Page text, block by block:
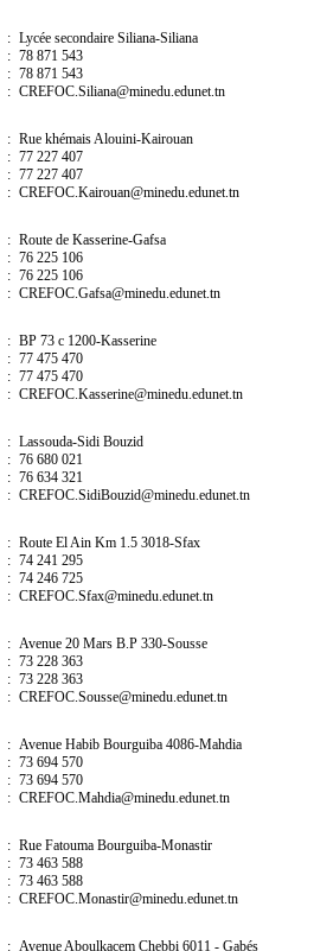
: Lycée secondaire Siliana-Siliana
: 78 871 543
: 78 871 543
: CREFOC.Siliana@minedu.edunet.tn
: Rue khémais Alouini-Kairouan
: 77 227 407
: 77 227 407
: CREFOC.Kairouan@minedu.edunet.tn
: Route de Kasserine-Gafsa
: 76 225 106
: 76 225 106
: CREFOC.Gafsa@minedu.edunet.tn
: BP 73 c 1200-Kasserine
: 77 475 470
: 77 475 470
: CREFOC.Kasserine@minedu.edunet.tn
: Lassouda-Sidi Bouzid
: 76 680 021
: 76 634 321
: CREFOC.SidiBouzid@minedu.edunet.tn
: Route El Ain Km 1.5 3018-Sfax
: 74 241 295
: 74 246 725
: CREFOC.Sfax@minedu.edunet.tn
: Avenue 20 Mars B.P 330-Sousse
: 73 228 363
: 73 228 363
: CREFOC.Sousse@minedu.edunet.tn
: Avenue Habib Bourguiba 4086-Mahdia
: 73 694 570
: 73 694 570
: CREFOC.Mahdia@minedu.edunet.tn
: Rue Fatouma Bourguiba-Monastir
: 73 463 588
: 73 463 588
: CREFOC.Monastir@minedu.edunet.tn
: Avenue Aboulkacem Chebbi 6011 - Gabés